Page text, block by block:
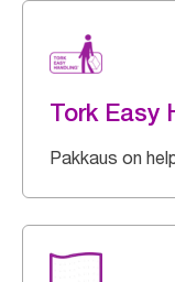
Tork Easy
Pakkaus on